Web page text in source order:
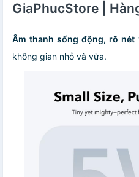
GiaPhucStore |
Âm thanh sống động, rõ nét
không gian nhỏ và vừa.